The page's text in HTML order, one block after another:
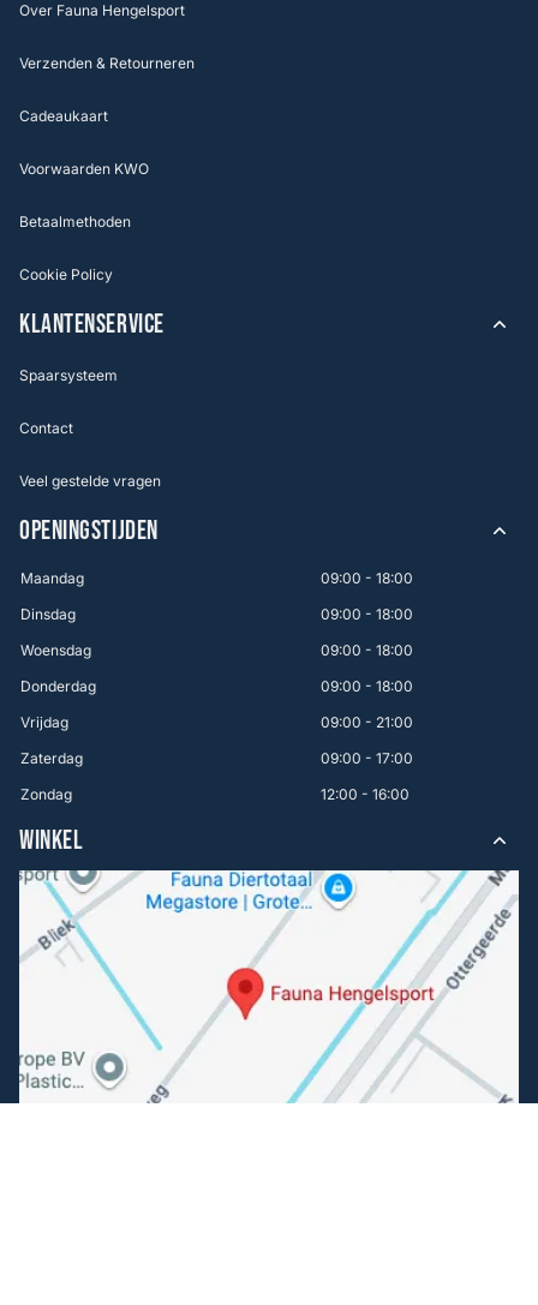
Over Fauna Hengelsport
Verzenden & Retourneren
Cadeaukaart
Voorwaarden KWO
Betaalmethoden
Cookie Policy
KLANTENSERVICE
Spaarsysteem
Contact
Veel gestelde vragen
OPENINGSTIJDEN
Maandag
09:00 - 18:00
Dinsdag
09:00 - 18:00
Woensdag
09:00 - 18:00
Donderdag
09:00 - 18:00
Vrijdag
09:00 - 21:00
Zaterdag
09:00 - 17:00
Zondag
12:00 - 16:00
WINKEL